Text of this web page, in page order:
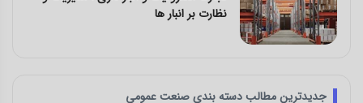
نظارت بر انبار ها
جدیدترین مطالب دسته بندی صنعت عمومی